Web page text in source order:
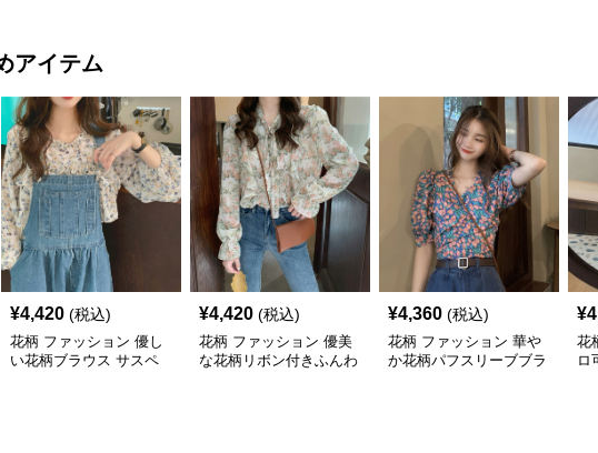
アイテム
¥4,420 (税込)
花柄 ファッション 優し
い花柄ブラウス サスペ
¥4,420 (税込)
花柄 ファッション 優美
な花柄リボン付きふんわ
¥4,360 (税込)
花柄 ファッション 華や
か花柄パフスリーブブラ
¥
花
ロ